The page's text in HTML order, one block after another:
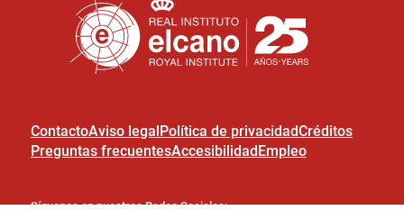
ContactoAviso legalPolítica de privacidadCréditos
Preguntas frecuentesAccesibilidadEmpleo
Síguenos en nuestras Redes Sociales: